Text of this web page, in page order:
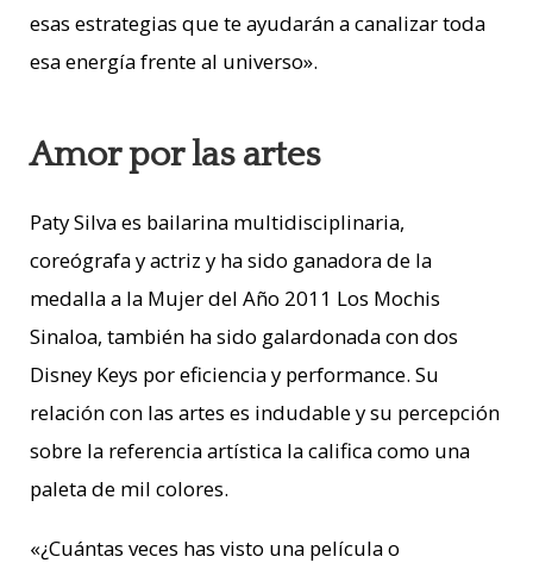
esas estrategias que te ayudarán a canalizar toda
esa energía frente al universo».
Amor por las artes
Paty Silva es bailarina multidisciplinaria,
coreógrafa y actriz y ha sido ganadora de la
medalla a la Mujer del Año 2011 Los Mochis
Sinaloa, también ha sido galardonada con dos
Disney Keys por eficiencia y performance. Su
relación con las artes es indudable y su percepción
sobre la referencia artística la califica como una
paleta de mil colores.
«¿Cuántas veces has visto una película o